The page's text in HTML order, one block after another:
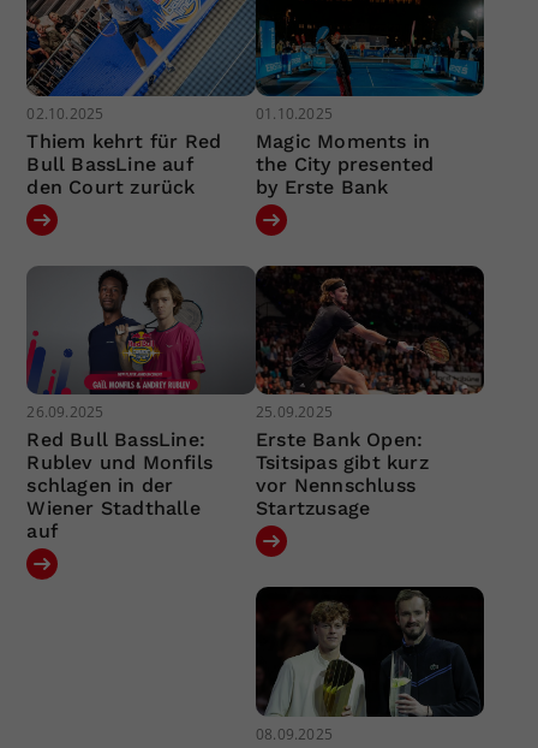
02.10.2025
Thiem kehrt für Red
Bull BassLine auf
den Court zurück
01.10.2025
Magic Moments in
the City presented
by Erste Bank
26.09.2025
Red Bull BassLine:
Rublev und Monfils
schlagen in der
Wiener Stadthalle
auf
25.09.2025
Erste Bank Open:
Tsitsipas gibt kurz
vor Nennschluss
Startzusage
08.09.2025